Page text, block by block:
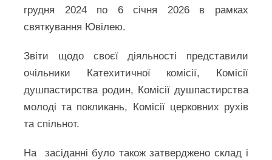
грудня 2024 по 6 січня 2026 в рамках
святкування Ювілею.
Звіти щодо своєї діяльності представили
очільники Катехитичної комісії, Комісії
душпастирства родин, Комісії душпастирства
молоді та покликань, Комісії церковних рухів
та спільнот.
На засіданні було також затверджено склад і